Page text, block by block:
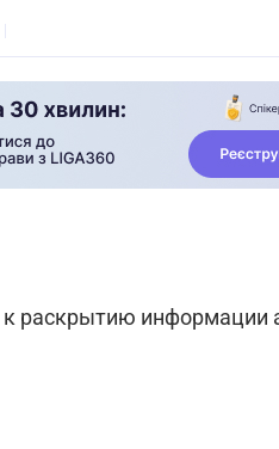
к раскрытию